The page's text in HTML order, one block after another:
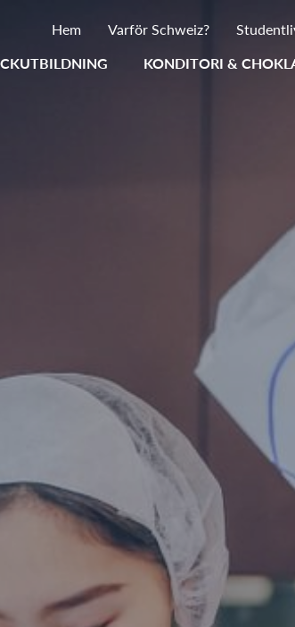
Varför Schweiz?
Hem
KONDITORI &